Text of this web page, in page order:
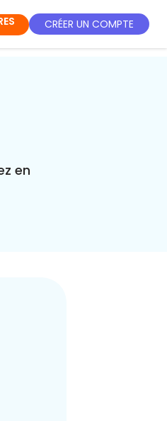
CRÉER UN COMPTE
en